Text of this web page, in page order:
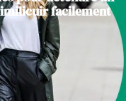
facilement